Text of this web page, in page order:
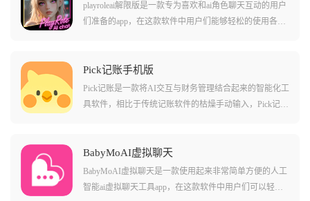
playroleai解限版是一款专为喜欢和ai角色聊天互动的用户
们准备的app，在这款软件中用户们能够轻松的使用各种
件中的ai角色的记忆能力都很持久，能够长时期的记住您
的对话内容，更好的衔接上下文和其他的深度对话内
容，让您体验沉浸式的角色体验!
Pick记账手机版
Pick记账是一款将AI交互与财务管理结合起来的智能化工
具软件，相比于传统记账软件的枯燥手动输入，Pick记账
能精准捕捉每一分钱的去向，并自动整理成高颜值的图
表，让理财变得像刷社交媒体一样轻松有趣。
BabyMoAI虚拟聊天
BabyMoAI虚拟聊天是一款使用起来非常简单方便的人工
智能ai虚拟聊天工具app，在这款软件中用户们可以轻松